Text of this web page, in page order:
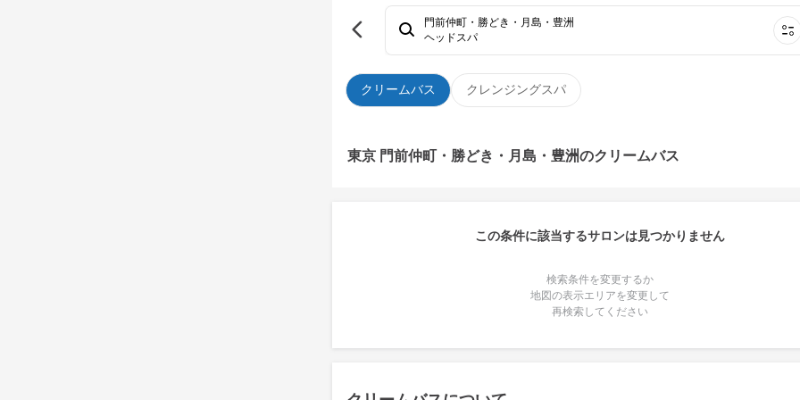
クリームバス クレンジングスパ
門前仲町・勝どき・月島・豊洲
ヘッドスパ
東京 門前仲町・勝どき・月島・豊洲のクリームバス
この条件に該当するサロンは見つかりません
検索条件を変更するか
地図の表示エリアを変更して
再検索してください